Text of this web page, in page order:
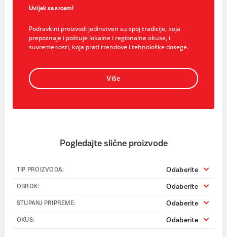
Uvijek sa srcem!
Podravkini proizvodi jedinstven su spoj tradicije, koja
prepoznaje i poštuje lokalne i regionalne okuse, i
suvremenosti, koja prati trendove i tehnološke dosege.
Više
Pogledajte slične proizvode
TIP PROIZVODA: Odaberite
OBROK: Odaberite
STUPANJ PRIPREME: Odaberite
OKUS: Odaberite